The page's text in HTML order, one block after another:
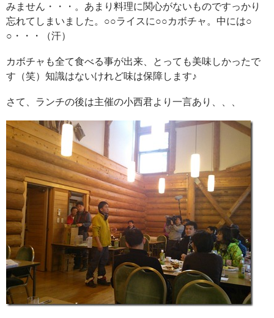
みません・・・。あまり料理に関心がないものですっかり
忘れてしまいました。○○ライスに○○カボチャ。中には○
○・・・（汗）
カボチャも全て食べる事が出来、とっても美味しかったで
す（笑）知識はないけれど味は保障します♪
さて、ランチの後は主催の小西君より一言あり、、、